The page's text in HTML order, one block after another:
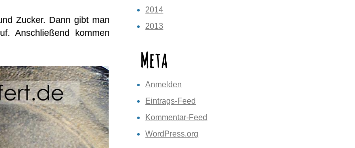
Zucker. Dann gibt man
Anschließend kommen
2014
2013
Meta
Anmelden
Eintrags-Feed
Kommentar-Feed
WordPress.org